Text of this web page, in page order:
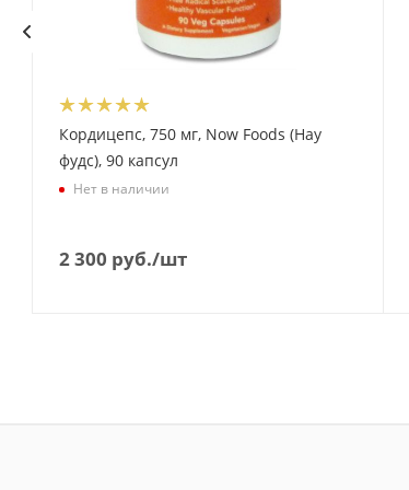
Кордицепс, 750 мг, Now Foods (Нау
фудс), 90 капсул
Нет в наличии
2 300 руб./шт